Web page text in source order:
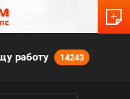
работу 14243